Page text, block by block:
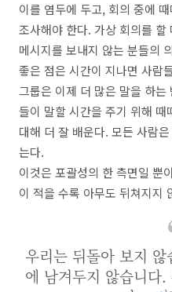
이를 염두에 두고, 회의 중에
조사해야 한다. 가상 회의를 할
메시지를 보내지 않는 분들의
좋은 점은 시간이 지나면 사람
그룹은 이제 더 많은 말을 하
들이 말할 시간을 주기 위해
대해 더 잘 배운다. 모든 사람
는다.
이것은 포괄성의 한 측면일 뿐
이 적을 수록 아무도 뒤쳐지지
우리는 뒤돌아 보지
에 남겨두지 않습니다